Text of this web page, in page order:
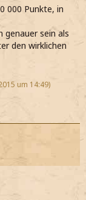
000 Punkte, in
genauer sein als
den wirklichen
um 14:49)